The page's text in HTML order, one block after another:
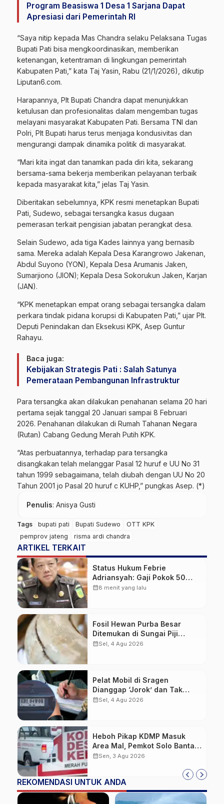
Program Beasiswa 1 Desa 1 Sarjana Dapat
Apresiasi dari Pemerintah RI
“Saya nitip kepada Mas Chandra selaku Pelaksana Tugas
Bupati Pati bisa mengkoordinasikan, memberikan
ketenangan, ketentraman di lingkungan pemerintah
Kabupaten Pati,” kata Taj Yasin, Rabu (21/1/2026), dikutip
Liputan6.com.
Harapannya, Plt Bupati Chandra dapat menunjukkan
ketulusan dan profesionalitas dalam mengemban tugas
melayani masyarakat Kabupaten Pati. Bersama TNI dan
Polri, Plt Bupati harus terus menjaga kondusivitas dan
mengurangi dampak dinamika politik di masyarakat.
“Mari kita ingat dan tanamkan pada diri kita, sekarang
bersama-sama bekerja memberikan pelayanan terbaik
kepada masyarakat kita,” jelas Taj Yasin.
Diberitakan sebelumnya, KPK resmi menetapkan Bupati
Pati, Sudewo, sebagai tersangka kasus dugaan
pemerasan terkait pengisian jabatan perangkat desa.
Selain Sudewo, ada tiga Kades lainnya yang bernasib
sama. Mereka adalah Kepala Desa Karangrowo Jakenan,
Abdul Suyono (YON), Kepala Desa Arumanis Jaken,
Sumarjiono (JION); Kepala Desa Sokorukun Jaken, Karjan
(JAN).
“KPK menetapkan empat orang sebagai tersangka dalam
perkara tindak pidana korupsi di Kabupaten Pati,” ujar Plt.
Deputi Penindakan dan Eksekusi KPK, Asep Guntur
Rahayu.
Baca juga:
Kebijakan Strategis Pati : Salah Satunya
Pemerataan Pembangunan Infrastruktur
Para tersangka akan dilakukan penahanan selama 20 hari
pertama sejak tanggal 20 Januari sampai 8 Februari
2026. Penahanan dilakukan di Rumah Tahanan Negara
(Rutan) Cabang Gedung Merah Putih KPK.
“Atas perbuatannya, terhadap para tersangka
disangkakan telah melanggar Pasal 12 huruf e UU No 31
tahun 1999 sebagaimana, telah diubah dengan UU No 20
Tahun 2001 jo Pasal 20 huruf c KUHP,” pungkas Asep. (*)
Penulis: Anisya Gusti
Tags bupati pati Bupati Sudewo
OTT KPK
pemprov jateng
risma ardi chandra
ARTIKEL TERKAIT
Status Hukum Febrie
Adriansyah: Gaji Pokok 50
Persen Tetap Mengalir,
calendar_month8 menit yang lalu
Fosil Hewan Purba Besar
Ditemukan di Sungai Piji
Kudus
calendar_monthSel, 4 Agu 2026
Pelat Mobil di Sragen
Dianggap ‘Jorok’ dan Tak
Sesuai Standar, Pengemudi
calendar_monthSel, 4 Agu 2026
Heboh Pikap KDMP Masuk
Area Mal, Pemkot Solo Bantah
Kepemilikan Kendaraan
calendar_monthSen, 3 Agu 2026
REKOMENDASI UNTUK ANDA